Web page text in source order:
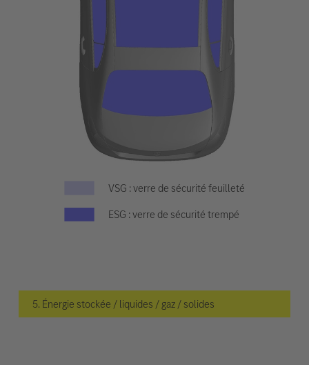
VSG : verre de sécurité feuilleté
ESG : verre de sécurité trempé
5. Énergie stockée / liquides / gaz / solides